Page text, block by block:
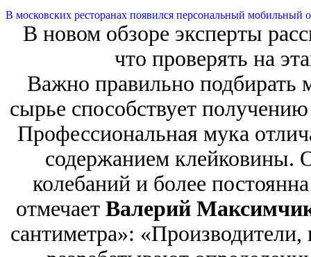
В московских ресторанах появился персональный мобильный
В новом обзоре эксперты
что проверять на
Важно правильно подбирать
сырье способствует
Профессиональная мука
содержанием клейковины.
колебаний и более
отмечает Валерий
сантиметра»: